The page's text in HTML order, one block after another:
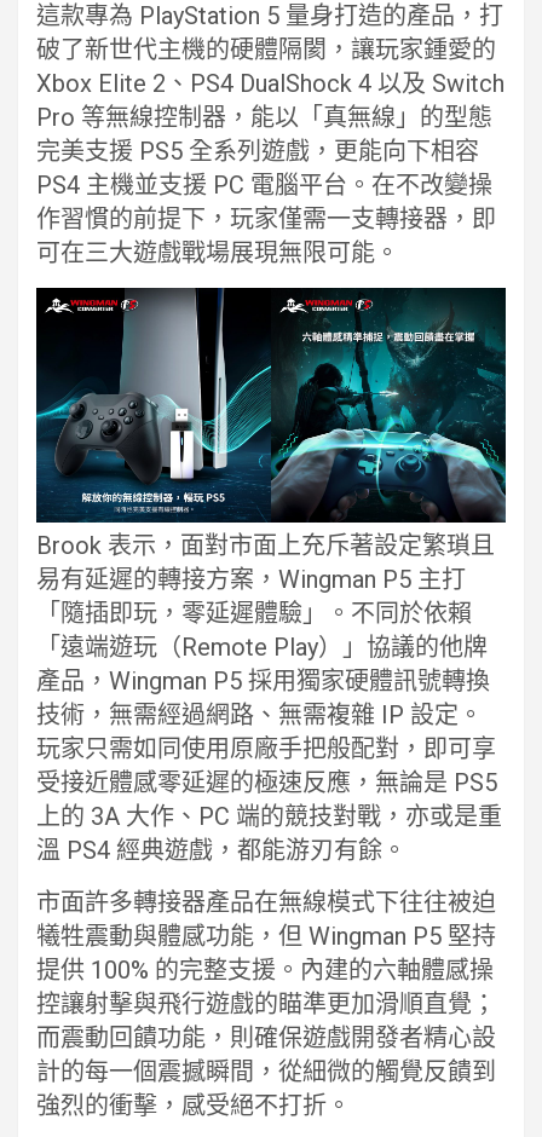
這款專為 PlayStation 5 量身打造的產品，打
破了新世代主機的硬體隔閡，讓玩家鍾愛的
Xbox Elite 2、PS4 DualShock 4 以及 Switch
Pro 等無線控制器，能以「真無線」的型態
完美支援 PS5 全系列遊戲，更能向下相容
PS4 主機並支援 PC 電腦平台。在不改變操
作習慣的前提下，玩家僅需一支轉接器，即
可在三大遊戲戰場展現無限可能。
Brook 表示，面對市面上充斥著設定繁瑣且
易有延遲的轉接方案，Wingman P5 主打
「隨插即玩，零延遲體驗」。不同於依賴
「遠端遊玩（Remote Play）」協議的他牌
產品，Wingman P5 採用獨家硬體訊號轉換
技術，無需經過網路、無需複雜 IP 設定。
玩家只需如同使用原廠手把般配對，即可享
受接近體感零延遲的極速反應，無論是 PS5
上的 3A 大作、PC 端的競技對戰，亦或是重
溫 PS4 經典遊戲，都能游刃有餘。
市面許多轉接器產品在無線模式下往往被迫
犧牲震動與體感功能，但 Wingman P5 堅持
提供 100% 的完整支援。內建的六軸體感操
控讓射擊與飛行遊戲的瞄準更加滑順直覺；
而震動回饋功能，則確保遊戲開發者精心設
計的每一個震撼瞬間，從細微的觸覺反饋到
強烈的衝擊，感受絕不打折。